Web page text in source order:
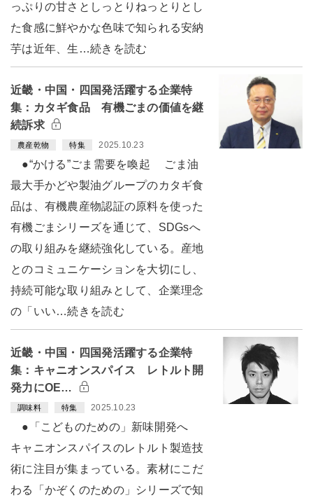
っぷりの甘さとしっとりねっとりとし
た食感に鮮やかな色味で知られる安納
芋は近年、生…続きを読む
近畿・中国・四国発活躍する企業特
集：カタギ食品 有機ごまの価値を継
続訴求
農産乾物 特集 2025.10.23
●“かける”ごま需要を喚起 ごま油
最大手かどや製油グループのカタギ食
品は、有機農産物認証の原料を使った
有機ごまシリーズを通じて、SDGsへ
の取り組みを継続強化している。産地
とのコミュニケーションを大切にし、
持続可能な取り組みとして、企業理念
の「いい…続きを読む
近畿・中国・四国発活躍する企業特
集：キャニオンスパイス レトルト開
発力にOE…
調味料 特集 2025.10.23
●「こどものための」新味開発へ
キャニオンスパイスのレトルト製造技
術に注目が集まっている。素材にこだ
わる「かぞくのための」シリーズで知